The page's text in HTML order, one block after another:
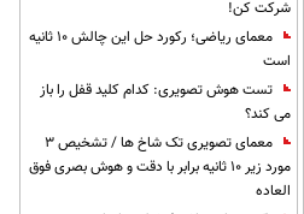
شرکت کن!
معمای ریاضی؛ رکورد حل این چالش 10 ثانیه
است
تست هوش تصویری: کدام کلید قفل را باز
می کند؟
معمای تصویری تک شاخ ها / تشخیص 3
مورد زیر 10 ثانیه برابر با دقت و هوش بصری فوق
العاده